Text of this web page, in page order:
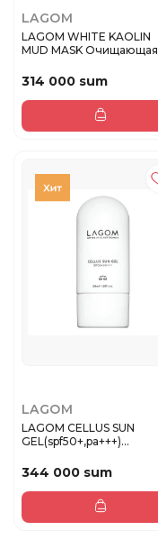
LAGOM
LAGOM WHITE KAOLIN
MUD MASK Очищающая
314 000 sum
LAGOM
LAGOM CELLUS SUN
GEL(spf50+,pa+++)
344 000 sum